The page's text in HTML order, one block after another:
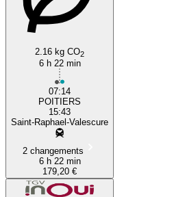
2.16 kg CO2
6 h 22 min
07:14
POITIERS
15:43
Saint-Raphael-Valescure
2 changements
6 h 22 min
179,20 €